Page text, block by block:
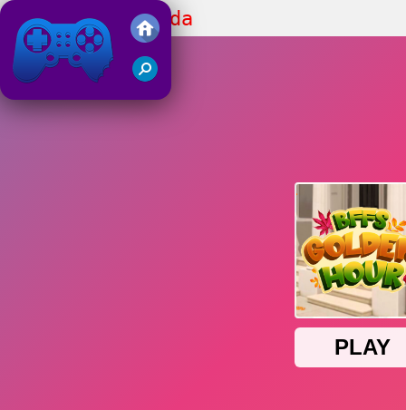
Juegos Friv 2019
BFFs Hora Dorada